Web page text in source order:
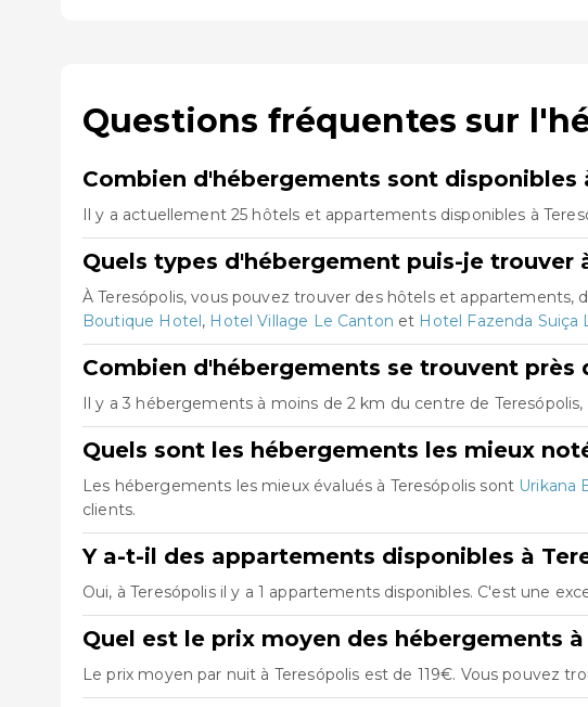
Questions fréquentes sur
Combien d'hébergements sont disponibles
Il y a actuellement 25 hôtels et appartements disponibles à
Quels types d'hébergement puis-je trouver
À Teresópolis, vous pouvez trouver des hôtels et
Boutique Hotel, Hotel Village Le Canton et Hotel Fazenda Suiça
Combien d'hébergements se trouvent près
Il y a 3 hébergements à moins de 2 km du centre de
Quels sont les hébergements les mieux
Les hébergements les mieux évalués à Teresópolis sont Urikana
clients.
Y a-t-il des appartements disponibles à
Oui, à Teresópolis il y a 1 appartements disponibles. C'est une
Quel est le prix moyen des hébergements
Le prix moyen par nuit à Teresópolis est de 119€. Vous pouvez